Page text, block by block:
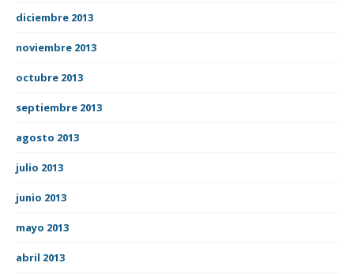
diciembre 2013
noviembre 2013
octubre 2013
septiembre 2013
agosto 2013
julio 2013
junio 2013
mayo 2013
abril 2013